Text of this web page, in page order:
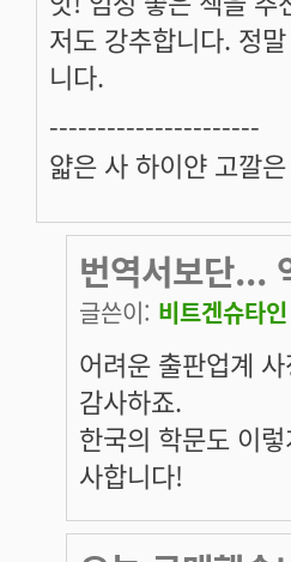
저도 강추합니다. 정
니다.
----------------------
얇은 사 하이얀 고깔
번역서보단...
글쓴이: 비트겐슈타인
어려운 출판업계
감사하죠.
한국의 학문도 이
사합니다!